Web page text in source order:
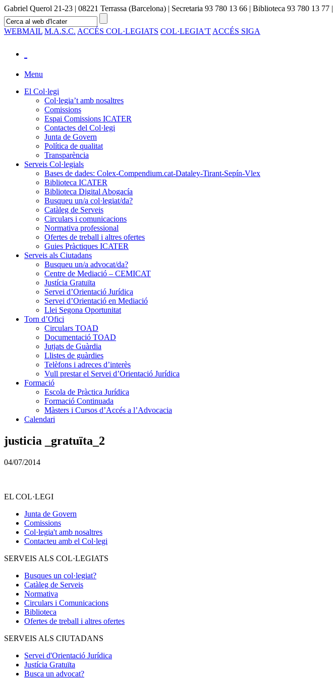
Gabriel Querol 21-23 | 08221 Terrassa (Barcelona) | Secretaria 93 780 13 66 | Biblioteca 93 780 13 77 |
WEBMAIL M.A.S.C. ACCÉS COL·LEGIATS COL·LEGIA'T ACCÉS SIGA
Menu
El Col·legi
Col·legia’t amb nosaltres
Comissions
Espai Comissions ICATER
Contactes del Col·legi
Junta de Govern
Política de qualitat
Transparència
Serveis Col·legials
Bases de dades: Colex-Compendium.cat-Dataley-Tirant-Sepín-Vlex
Biblioteca ICATER
Biblioteca Digital Abogacía
Busqueu un/a col·legiat/da?
Catàleg de Serveis
Circulars i comunicacions
Normativa professional
Ofertes de treball i altres ofertes
Guies Pràctiques ICATER
Serveis als Ciutadans
Busqueu un/a advocat/da?
Centre de Mediació – CEMICAT
Justícia Gratuïta
Servei d’Orientació Jurídica
Servei d’Orientació en Mediació
Llei Segona Oportunitat
Torn d’Ofici
Circulars TOAD
Documentació TOAD
Jutjats de Guàrdia
Llistes de guàrdies
Telèfons i adreces d’interès
Vull prestar el Servei d’Orientació Jurídica
Formació
Escola de Pràctica Jurídica
Formació Continuada
Màsters i Cursos d’Accés a l’Advocacia
Calendari
justicia _gratuïta_2
04/07/2014
EL COL·LEGI
Junta de Govern
Comissions
Col·legia't amb nosaltres
Contacteu amb el Col·legi
SERVEIS ALS COL·LEGIATS
Busques un col·legiat?
Catàleg de Serveis
Normativa
Circulars i Comunicacions
Biblioteca
Ofertes de treball i altres ofertes
SERVEIS ALS CIUTADANS
Servei d'Orientació Jurídica
Justícia Gratuïta
Busca un advocat?